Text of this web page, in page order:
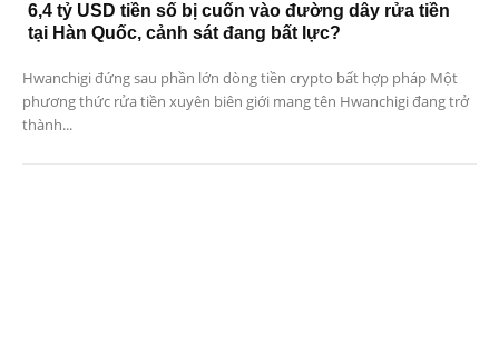
6,4 tỷ USD tiền số bị cuốn vào đường dây rửa tiền
tại Hàn Quốc, cảnh sát đang bất lực?
Hwanchigi đứng sau phần lớn dòng tiền crypto bất hợp pháp Một
phương thức rửa tiền xuyên biên giới mang tên Hwanchigi đang trở
thành...